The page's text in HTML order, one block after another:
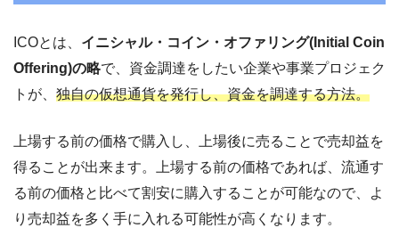
ICOとは、 イニシャル・コイン・オファリング(Initial Coin
Offering)の略で、資金調達をしたい企業や事業プロジェク
トが、 独自の仮想通貨を発行し、資金を調達する方法。
上場する前の価格で購入し、上場後に売ることで売却益を
得ることが出来ます。上場する前の価格であれば、流通す
る前の価格と比べて割安に購入することが可能なので、よ
り売却益を多く手に入れる可能性が高くなります。